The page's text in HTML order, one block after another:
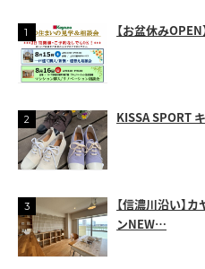
【お盆休み
KISSA SPORT
【信濃川沿い】
ンNEW…